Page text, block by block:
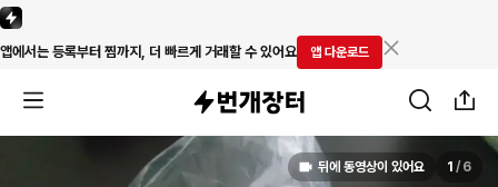
앱에서는 등록부터 찜까지, 더 빠르게 거래할 수 있어요 앱 다운로드
뒤에 동영상이 있어요 1 / 6